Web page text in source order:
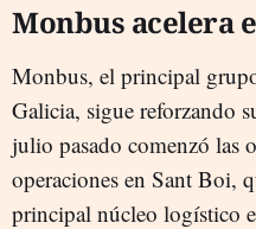
Monbus acelera
Monbus, el principal
Galicia, sigue reforzando
julio pasado comenzó las
operaciones en Sant Boi,
principal núcleo logístico